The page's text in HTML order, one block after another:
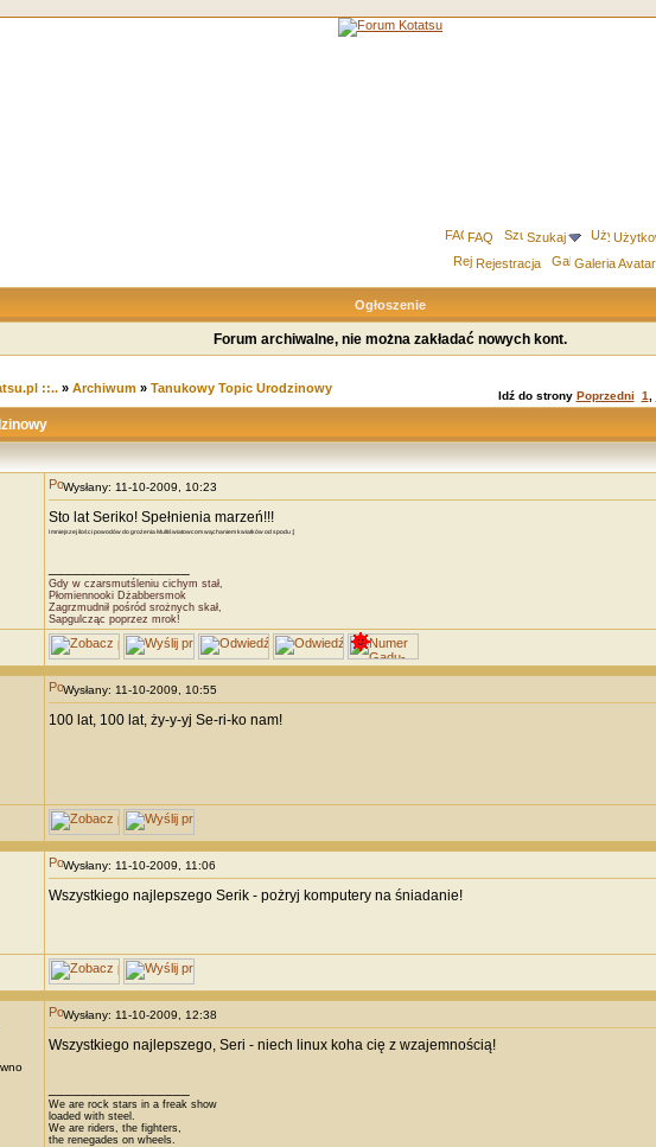
FAQ Szukaj
Rejestracja
Galeria
Ogłoszenie
Forum archiwalne, nie można zakładać nowych kont.
::..» Archiwum» Tanukowy Topic Urodzinowy
Idź do strony Poprzedni 1
Wysłany: 11-10-2009, 10:23
Sto lat Seriko! Spełnienia marzeń!!!
I mniejszej ilości powodów do grożenia Multiświatowcom wąchaniem kwiatków od spodu ;]
Gdy w czarsmutśleniu cichym stał,
Płomiennooki Dżabbersmok
Zagrzmudnił pośród srożnych skał,
Sapgulcząc poprzez mrok!
Wysłany: 11-10-2009, 10:55
100 lat, 100 lat, ży-y-yj Se-ri-ko nam!
Wysłany: 11-10-2009, 11:06
Wszystkiego najlepszego Serik - pożryj komputery na śniadanie!
Wysłany: 11-10-2009, 12:38
Wszystkiego najlepszego, Seri - niech linux koha cię z wzajemnością!
We are rock stars in a freak show
loaded with steel.
We are riders, the fighters,
the renegades on wheels.